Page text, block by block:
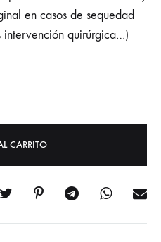
en casos de sequedad
intervención quirúrgica…)
CARRITO